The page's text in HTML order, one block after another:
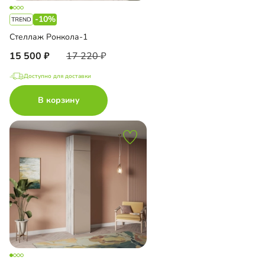
-10%
Стеллаж Ронкола-1
15 500 17 220
Доступно для доставки
В корзину